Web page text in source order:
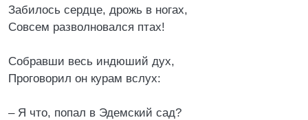
Забилось сердце, дрожь в ногах,
Совсем разволновался птах!
Собравши весь индюший дух,
Проговорил он курам вслух:
– Я что, попал в Эдемский сад?